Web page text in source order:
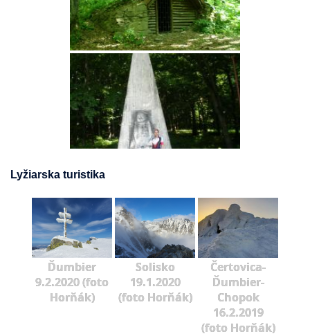
Lyžiarska turistika
Ďumbier
9.2.2020 (foto
Horňák)
Solisko
19.1.2020
(foto Horňák)
Čertovica-
Ďumbier-
Chopok
16.2.2019
(foto Horňák)